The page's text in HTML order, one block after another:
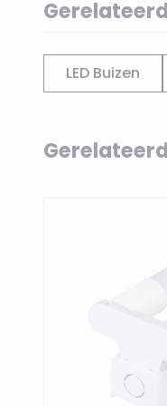
LED Buizen
Navigating
Press to skip